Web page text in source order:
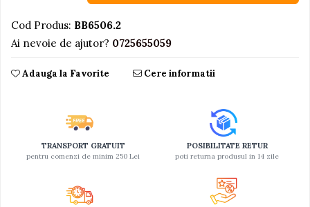
Proiectoare
Saltelute si centre de activitati
Trenuri cu sine
Cod Produs: BB6506.2
Ai nevoie de ajutor? 0725655059
Adauga la Favorite Cere informatii
TRANSPORT GRATUIT
pentru comenzi de minim 250 Lei
POSIBILITATE RETUR
poti returna produsul in 14 zile